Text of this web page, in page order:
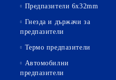
Предпазители 6х32mm
Гнезда и държачи за
предпазители
Термо предпазители
Автомобилни
предпазители